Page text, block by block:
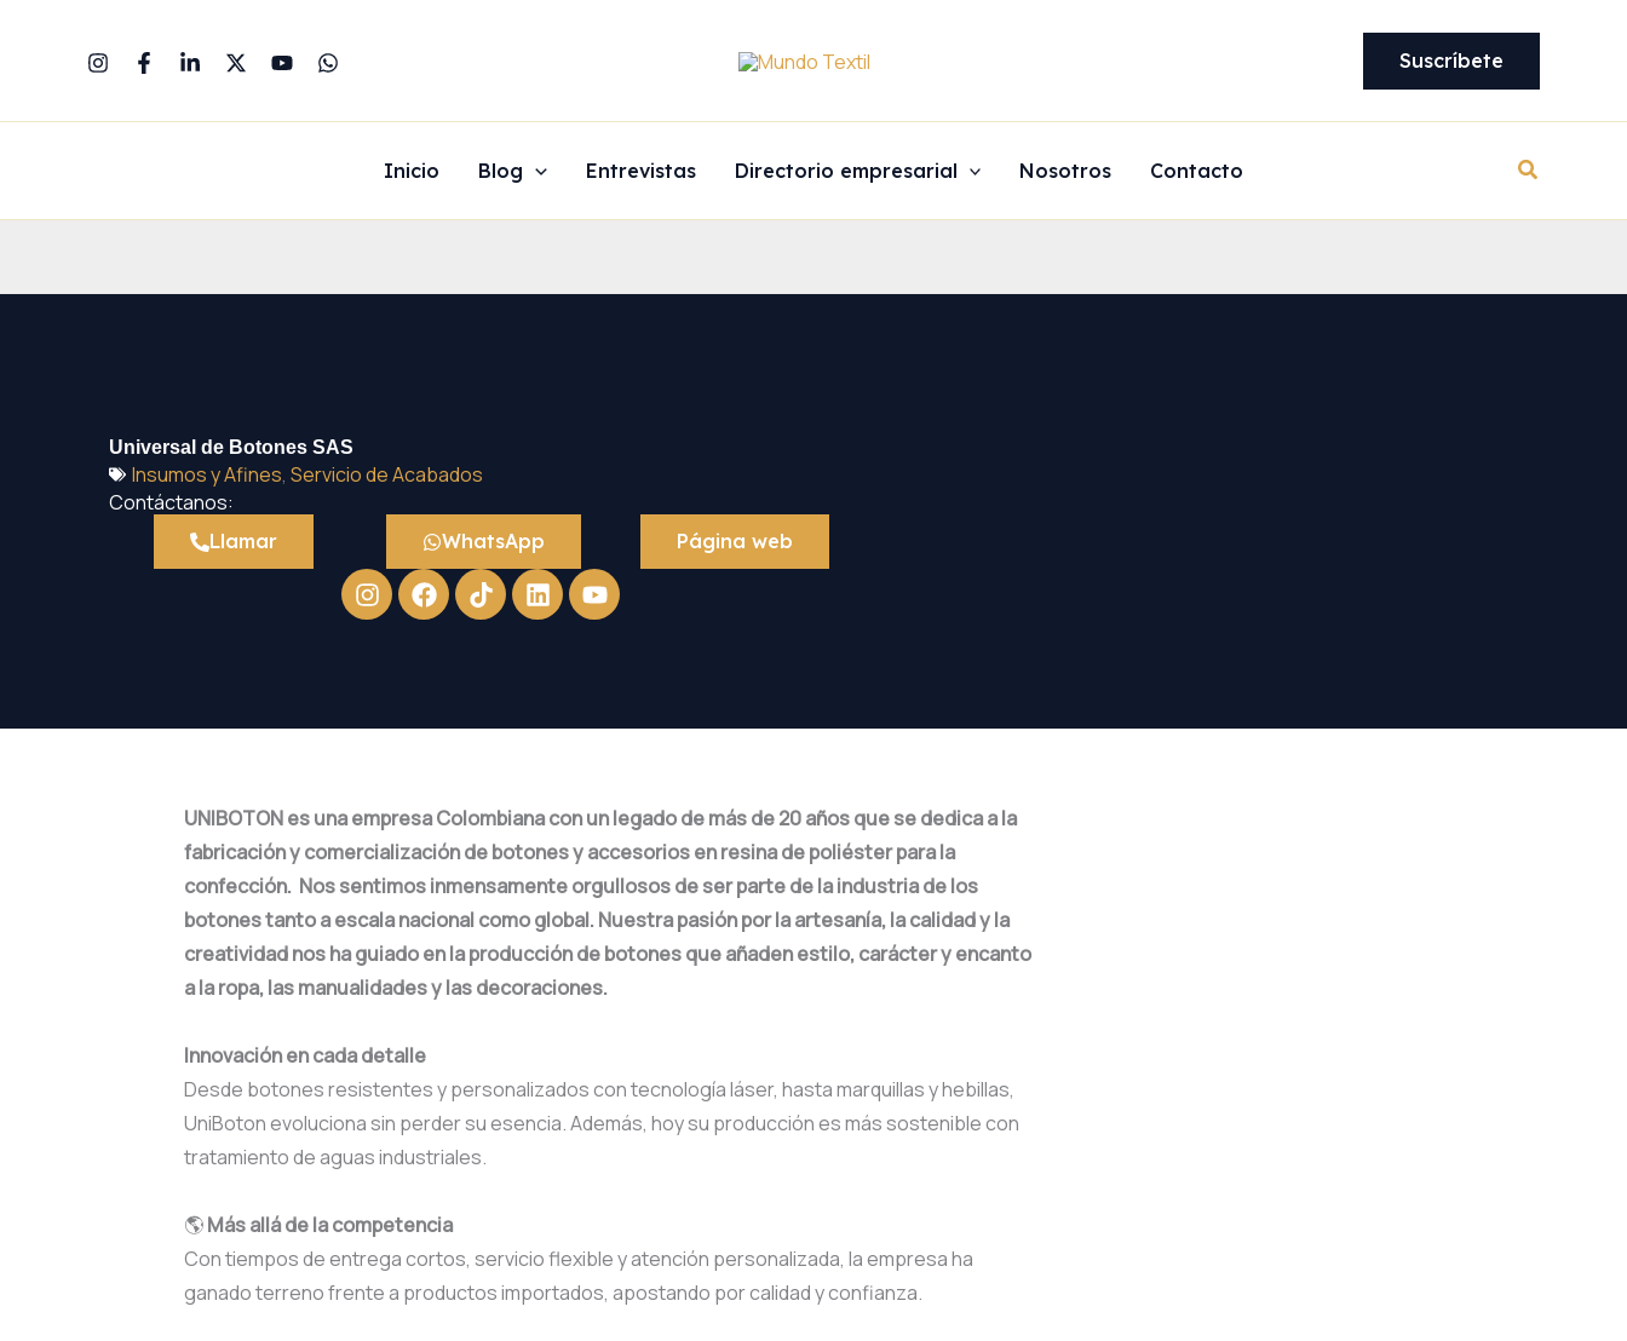
Suscríbete
Inicio Blog Entrevistas Directorio empresarial Nosotros Contacto Buscar
Universal de Botones SAS
Insumos y Afines, Servicio de Acabados
Contáctanos:
Llamar WhatsApp Página web
Instagram
FacebookLinkedinYoutube
UNIBOTONes una empresa Colombiana con un legado de más de 20 años que se dedica a la
fabricación y comercialización de botones y accesorios en resina de poliéster para la
confección. Nos sentimos inmensamente orgullosos de ser parte de la industria de los
botones tanto a escala nacional como global. Nuestra pasión por la artesanía, la calidad y la
creatividad nos ha guiado en la producción de botones que añaden estilo, carácter y encanto
a la ropa, las manualidades y las decoraciones.
Innovación en cada detalle
Desde botones resistentes y personalizados con tecnología láser, hasta marquillas y hebillas,
UniBoton evoluciona sin perder su esencia. Además, hoy su producción es más sostenible con
tratamiento de aguas industriales.
🌎Más allá de la competencia
Con tiempos de entrega cortos, servicio flexible y atención personalizada, la empresa ha
ganado terreno frente a productos importados, apostando por calidad y confianza.